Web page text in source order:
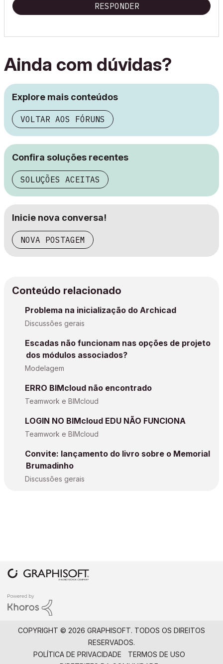
RESPONDER
Ainda com dúvidas?
Explore mais conteúdos
VOLTAR AOS FÓRUNS
Confira soluções recentes
SOLUÇÕES ACEITAS
Inicie nova conversa!
NOVA POSTAGEM
Conteúdo relacionado
Problema na inicialização do Archicad
Discussões gerais
Escadas não funcionam nas opções de projeto
dos módulos associados?
Modelagem
ERRO BIMcloud não encontrado
Teamwork e BIMcloud
LOGIN NO BIMcloud EDU NÃO FUNCIONA
Teamwork e BIMcloud
Convite: lançamento do livro sobre o Memorial
Brumadinho
Discussões gerais
COPYRIGHT © 2026 GRAPHISOFT. TODOS OS DIREITOS
RESERVADOS.
POLÍTICA DE PRIVACIDADE
TERMOS DE USO